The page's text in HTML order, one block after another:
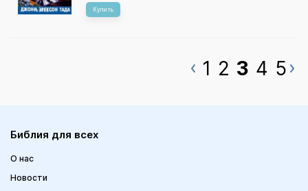
Купить
1 2 3 4 5
Библия для всех
О нас
Новости